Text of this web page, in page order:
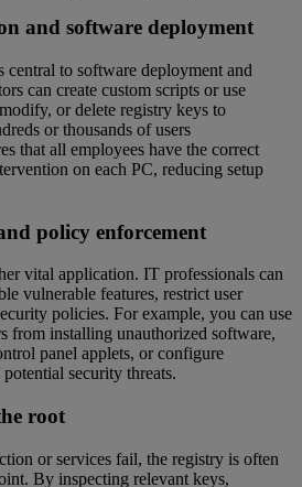
and software deployment
central to software deployment and
can create custom scripts or use
or delete registry keys to
or thousands of users
that all employees have the correct
on each PC, reducing setup
policy enforcement
vital application. IT professionals can
vulnerable features, restrict user
policies. For example, you can use
from installing unauthorized software,
panel applets, or configure
security threats.
root
or services fail, the registry is often
By inspecting relevant keys,